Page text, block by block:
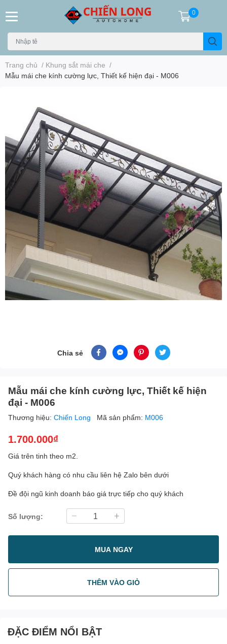
0
Trang chủ / Khung sắt mái che /
Mẫu mái che kính cường lực, Thiết kế hiện đại - M006
Chia sẻ
Mẫu mái che kính cường lực, Thiết kế hiện
đại - M006
Thương hiệu: Chiến Long Mã sản phẩm: M006
1.700.000₫
Giá trên tinh theo m2.
Quý khách hàng có nhu cầu liên hệ Zalo bên dưới
Đề đội ngũ kinh doanh báo giá trực tiếp cho quý khách
Số lượng:
MUA NGAY
THÊM VÀO GIỎ
ĐẶC ĐIỂM NỔI BẬT